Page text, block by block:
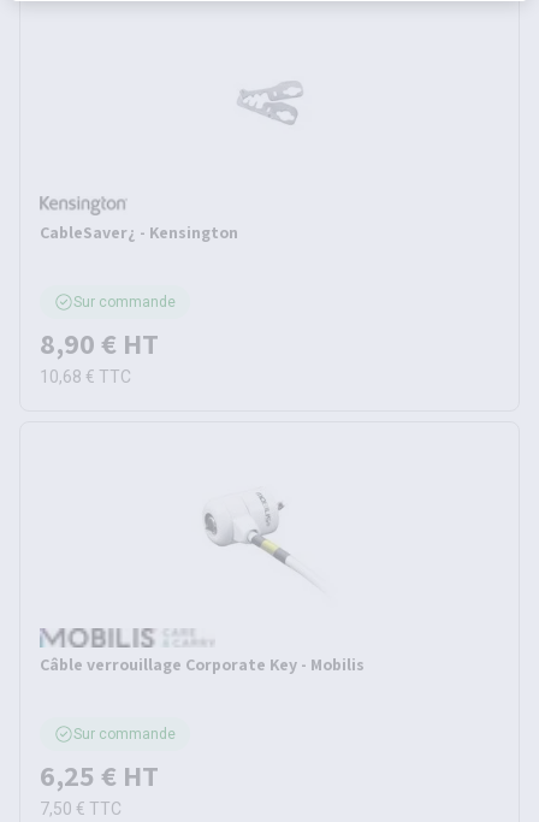
CableSaver¿ - Kensington
Sur commande
8,90 € HT
10,68 € TTC
Câble verrouillage Corporate Key - Mobilis
Sur commande
6,25 € HT
7,50 € TTC